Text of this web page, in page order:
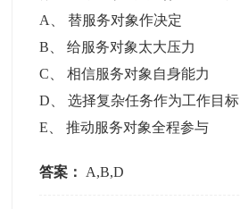
A
替服务对象作决定
B 、给服务对象太大压力
C 、相信服务对象自身能力
D 、选择复杂任务作为工作目标
E 、推动服务对象全程参与
答案： A,B,D